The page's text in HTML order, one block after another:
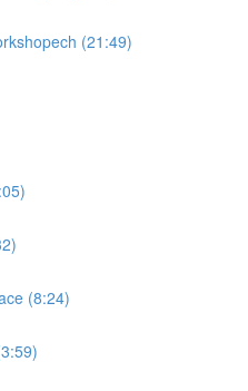
(21:49)
(8:24)